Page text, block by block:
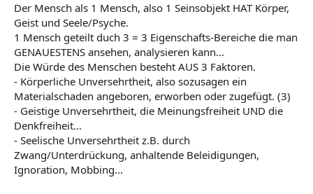
Der Mensch als 1 Mensch, also 1 Seinsobjekt HAT Körper,
Geist und Seele/Psyche.
1 Mensch geteilt duch 3 = 3 Eigenschafts-Bereiche die man
GENAUESTENS ansehen, analysieren kann...
Die Würde des Menschen besteht AUS 3 Faktoren.
- Körperliche Unversehrtheit, also sozusagen ein
Materialschaden angeboren, erworben oder zugefügt. (3)
- Geistige Unversehrtheit, die Meinungsfreiheit UND die
Denkfreiheit...
- Seelische Unversehrtheit z.B. durch
Zwang/Unterdrückung, anhaltende Beleidigungen,
Ignoration, Mobbing...